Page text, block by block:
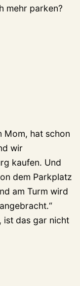
mehr parken?
Mom, hat schon
wir
kaufen. Und
dem Parkplatz
am Turm wird
ist das gar nicht